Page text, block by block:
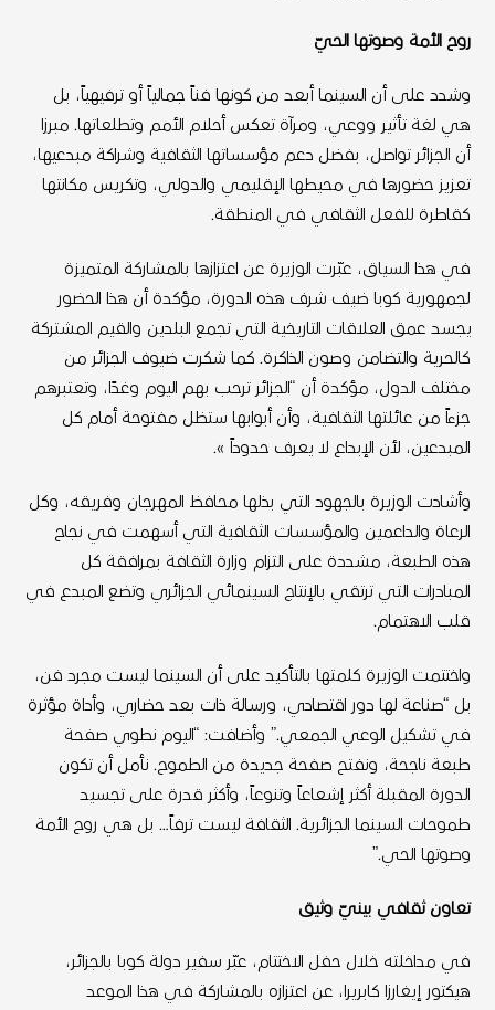
روح الأمة وصوتها الحيّ
وشدد على أن السينما أبعد من كونها فناً جمالياً أو ترفيهياً، بل
هي لغة تأثير ووعي، ومرآة تعكس أحلام الأمم وتطلعاتها. مبرزا
أن الجزائر تواصل، بفضل دعم مؤسساتها الثقافية وشراكة مبدعيها،
تعزيز حضورها في محيطها الإقليمي والدولي، وتكريس مكانتها
كقاطرة للفعل الثقافي في المنطقة.
في هذا السياق، عبّرت الوزيرة عن اعتزازها بالمشاركة المتميزة
لجمهورية كوبا ضيف شرف هذه الدورة، مؤكدة أن هذا الحضور
يجسد عمق العلاقات التاريخية التي تجمع البلدين والقيم المشتركة
كالحرية والتضامن وصون الذاكرة. كما شكرت ضيوف الجزائر من
مختلف الدول، مؤكدة أن “الجزائر ترحب بهم اليوم وغدًا، وتعتبرهم
جزءاً من عائلتها الثقافية، وأن أبوابها ستظل مفتوحة أمام كل
المبدعين، لأن الإبداع لا يعرف حدوداً ».
وأشادت الوزيرة بالجهود التي بذلها محافظ المهرجان وفريقه، وكل
الرعاة والداعمين والمؤسسات الثقافية التي أسهمت في نجاح
هذه الطبعة، مشددة على التزام وزارة الثقافة بمرافقة كل
المبادرات التي ترتقي بالإنتاج السينمائي الجزائري وتضع المبدع في
قلب الاهتمام.
واختتمت الوزيرة كلمتها بالتأكيد على أن السينما ليست مجرد فن،
بل “صناعة لها دور اقتصادي، ورسالة ذات بعد حضاري، وأداة مؤثرة
في تشكيل الوعي الجمعي.” وأضافت: “اليوم نطوي صفحة
طبعة ناجحة، ونفتح صفحة جديدة من الطموح. نأمل أن تكون
الدورة المقبلة أكثر إشعاعاً وتنوعاً، وأكثر قدرة على تجسيد
طموحات السينما الجزائرية. الثقافة ليست ترفاً… بل هي روح الأمة
وصوتها الحي.”
تعاون ثقافي بينيّ وثيق
في مداخلته خلال حفل الاختتام، عبّر سفير دولة كوبا بالجزائر،
هيكتور إيغارزا كابريرا، عن اعتزازه بالمشاركة في هذا الموعد